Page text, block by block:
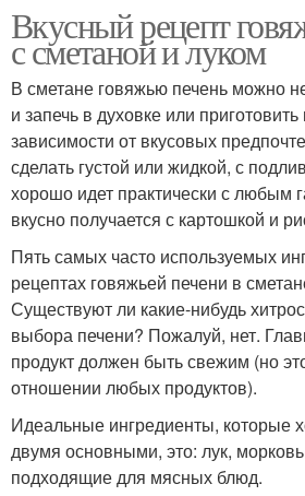
Вкусный рецепт
с сметаной и луком
В сметане говяжью печень можно
и запечь в духовке или
зависимости от вкусовых
сделать густой или жидкой, с
хорошо идет практически с любым
вкусно получается с картошкой и
Пять самых часто используемых
рецептах говяжьей печени в
Существуют ли какие-нибудь
выбора печени? Пожалуй, нет.
продукт должен быть свежим (но
отношении любых продуктов).
Идеальные ингредиенты, которые
двумя основными, это: лук,
подходящие для мясных блюд.